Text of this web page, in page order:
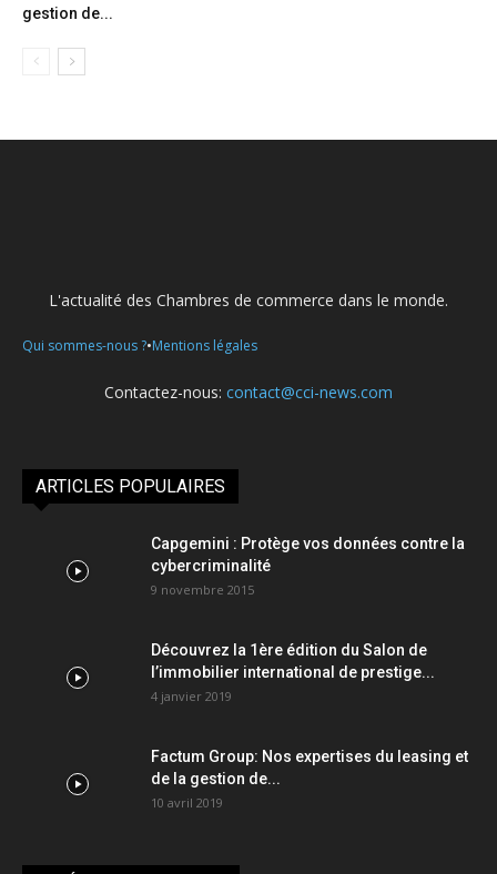
gestion de...
L'actualité des Chambres de commerce dans le monde.
Qui sommes-nous ?•Mentions légales
Contactez-nous: contact@cci-news.com
ARTICLES POPULAIRES
Capgemini : Protège vos données contre la
cybercriminalité
9 novembre 2015
Découvrez la 1ère édition du Salon de
l’immobilier international de prestige...
4 janvier 2019
Factum Group: Nos expertises du leasing et
de la gestion de...
10 avril 2019